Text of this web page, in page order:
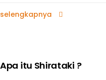
selengkapnya
Apa itu Shirataki ?